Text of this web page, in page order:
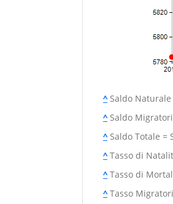
^Saldo
^Saldo
^Saldo Totale =
^Tasso di
^Tasso di
^Tasso